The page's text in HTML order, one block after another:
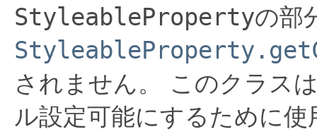
StyleablePropertyの部
されません。
このクラス
ル設定可能にするために